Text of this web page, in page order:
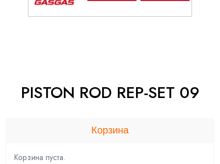
PISTON ROD REP-SET 09
Корзина
Корзина пуста.